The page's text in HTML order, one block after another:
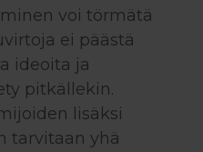
voi törmätä
ei päästä
ideoita ja
pitkällekin.
lisäksi
tarvitaan yhä